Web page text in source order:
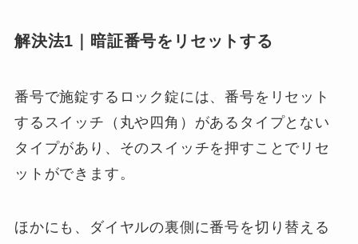
解決法1｜暗証番号をリセットする
番号で施錠するロック錠には、番号をリセット
するスイッチ（丸や四角）があるタイプとない
タイプがあり、そのスイッチを押すことでリセ
ットができます。
ほかにも、ダイヤルの裏側に番号を切り替える